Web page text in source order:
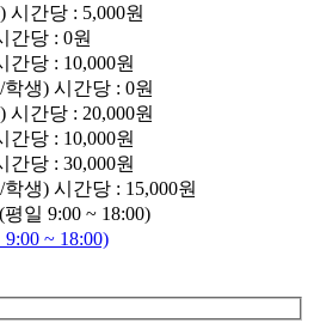
시간당 : 5,000원
간당 : 0원
당 : 10,000원
생) 시간당 : 0원
시간당 : 20,000원
당 : 10,000원
당 : 30,000원
생) 시간당 : 15,000원
일 9:00 ~ 18:00)
~ 18:00)